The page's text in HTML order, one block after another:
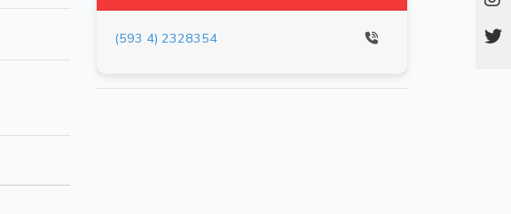
(593 4) 2328354